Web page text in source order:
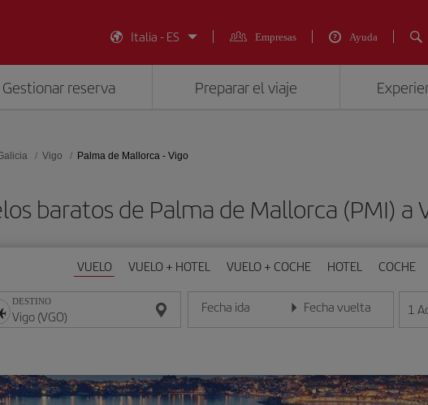
Italia - ES
Empresas Ayuda
Gestionar reserva Preparar el viaje
Vigo Palma de Mallorca - Vigo
baratos de Palma de Mallorca (PMI) a
VUELO VUELO + HOTEL VUELO + COCHE HOTEL COCHE
DESTINO Fecha ida
Introduce la fecha en formato día/mes/año
Fecha vuelta
Introduce la fecha en 1